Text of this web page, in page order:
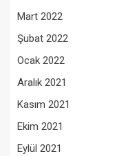
Mart 2022
Şubat 2022
Ocak 2022
Aralık 2021
Kasım 2021
Ekim 2021
Eylül 2021